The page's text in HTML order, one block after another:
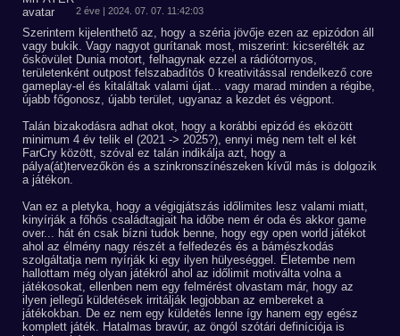
2 éve | 2024. 07. 07. 11:42:03
Szerintem kijelenthető az, hogy a széria jövője ezen az epizódon áll
vagy bukik. Vagy nagyot gurítanak most, miszerint: kicserélték az
őskövület Dunia motort, felhagynak ezzel a rádiótornyos,
területenként outpost felszabadítós 0 kreativitással rendelkező core
gameplay-el és kitaláltak valami újat... vagy marad minden a régibe,
újabb főgonosz, újabb terület, ugyanaz a kezdet és végpont.
Talán bizakodásra adhat okot, hogy a korábbi epizód és eközött
minimum 4 év telik el (2021 -> 2025?), ennyi még nem telt el két
FarCry között, szóval ez talán indikálja azt, hogy a
pálya(át)tervezőkön és a szinkronszínészeken kívűl más is dolgozik
a játékon.
Van ez a pletyka, hogy a végigjátszás időlimites lesz valami miatt,
kinyírják a főhős családtagjait ha időbe nem ér oda és akkor game
over... hát én csak bízni tudok benne, hogy egy open world játékot
ahol az élmény nagy részét a felfedezés és a bámészkodás
szolgáltatja nem nyírják ki egy ilyen hülyeséggel. Életembe nem
hallottam még olyan játékról ahol az időlimit motiválta volna a
játékosokat, ellenben nem egy felmérést olvastam már, hogy az
ilyen jellegű küldetések irritálják legjobban az embereket a
játékokban. De ez nem egy küldetés lenne így hanem egy egész
komplett játék. Hatalmas bravúr, az öngól szótári definíciója is